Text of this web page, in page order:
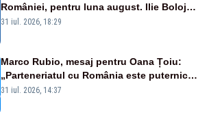
României, pentru luna august. Ilie Bolojan
a anunțat importuri și posibile restricții –
31 iul. 2026, 18:29
Marco Rubio, mesaj pentru Oana Țoiu:
„Parteneriatul cu România este puternic
și prețuit”
31 iul. 2026, 14:37